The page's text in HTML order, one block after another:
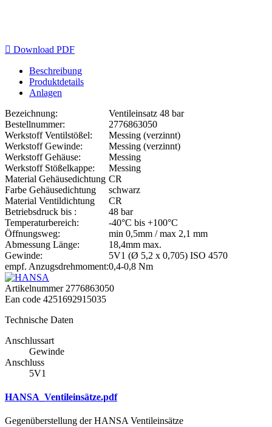
 Download PDF
Beschreibung
Produktdetails
Anlagen
Bezeichnung:
Ventileinsatz 48 bar
Bestellnummer:
2776863050
Werkstoff Ventilstößel:
Messing (verzinnt)
Werkstoff Gewinde:
Messing (verzinnt)
Werkstoff Gehäuse:
Messing
Werkstoff Stößelkappe:
Messing
Material Gehäusedichtung CR
Farbe Gehäusedichtung
schwarz
Material Ventildichtung
CR
Betriebsdruck bis :
48 bar
Temperaturbereich:
-40°C bis +100°C
Öffnungsweg:
min 0,5mm / max 2,1 mm
Abmessung Länge:
18,4mm max.
Gewinde:
5V1 (Ø 5,2 x 0,705) ISO 4570
empf. Anzugsdrehmoment:0,4-0,8 Nm
Artikelnummer 2776863050
Ean code 4251692915035
Technische Daten
Anschlussart
Gewinde
Anschluss
5V1
HANSA_Ventileinsätze.pdf
Gegenüberstellung der HANSA Ventileinsätze